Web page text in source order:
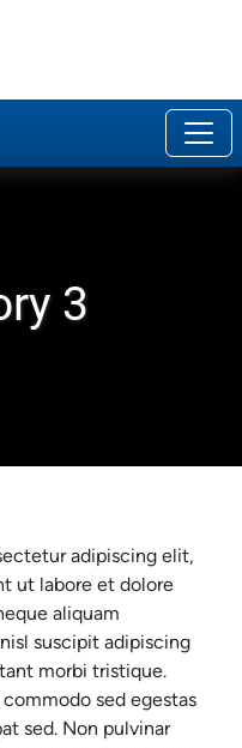
3
adipiscing elit,
ut labore et dolore
aliquam
suscipit adipiscing
morbi tristique.
sed egestas
sed. Non pulvinar